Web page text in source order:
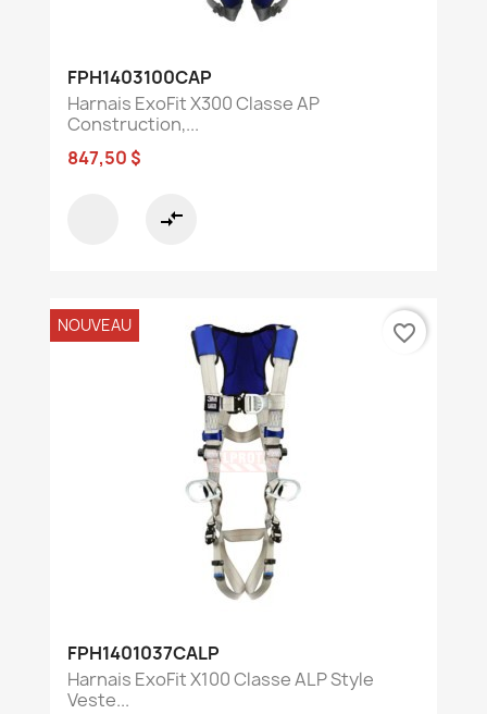
FPH1403100CAP
Harnais ExoFit X300 Classe AP
Construction,...
847,50 $
compare_arrows
FPH1401037CALP
Harnais ExoFit X100 Classe ALP Style
Veste...
NOUVEAU favorite_border